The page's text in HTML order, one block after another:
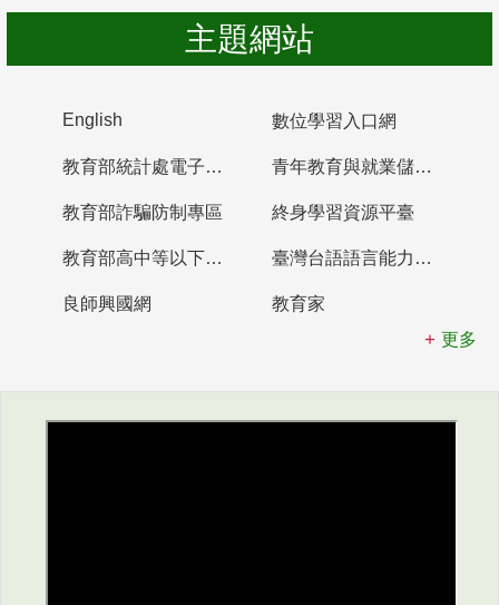
主題網站
English 數位學習入口網
教育部統計處電子書櫃 青年教育與就業儲蓄帳戶
教育部詐騙防制專區 終身學習資源平臺
教育部高中等以下學校及幼兒園教師資格檢定考試 臺灣台語語言能力認證網站
良師興國網
教育家
更多